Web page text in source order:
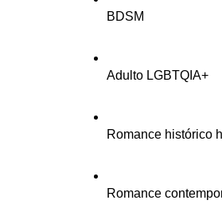
BDSM
Adulto LGBTQIA+
Romance histórico
Romance